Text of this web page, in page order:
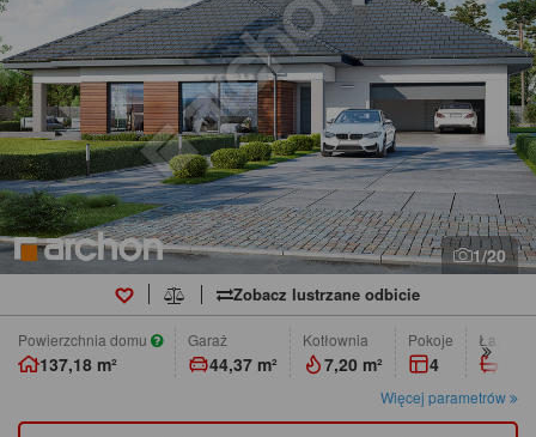
1/20
Zobacz lustrzane odbicie
Powierzchnia domu
137,18 m²
Garaż
44,37 m²
Kotłownia
7,20 m²
pokoje
4
Więcej parametrów